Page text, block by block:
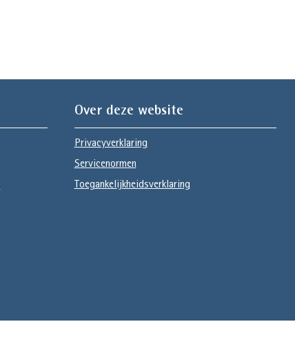
Over deze website
Privacyverklaring
Servicenormen
Toegankelijkheidsverklaring